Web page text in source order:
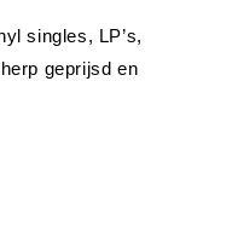
singles, LP’s,
geprijsd en